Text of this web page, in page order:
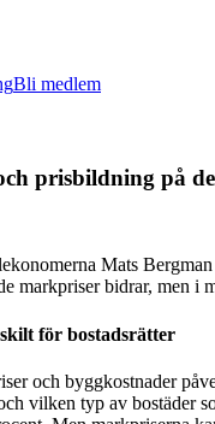
Bli medlem
prisbildning på
Mats
markpriser bidrar, men
för bostadsrätter
och byggkostnader
vilken typ av bostäder